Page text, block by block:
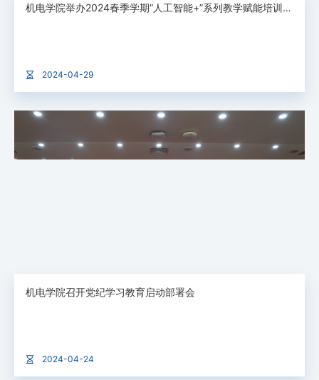
机电学院举办2024春季学期“人工智能+”系列教学赋能培训第四期：数智化AI课程建设
2024-04-29
机电学院召开党纪学习教育启动部署会
2024-04-24